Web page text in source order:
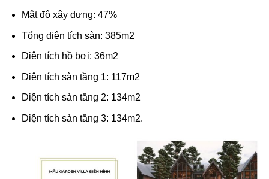
Mật độ xây dựng: 47%
Tổng diện tích sàn: 385m2
Diện tích hồ bơi: 36m2
Diện tích sàn tầng 1: 117m2
Diện tích sàn tầng 2: 134m2
Diện tích sàn tầng 3: 134m2.